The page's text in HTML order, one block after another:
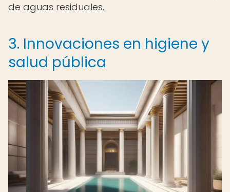
de aguas residuales.
3. Innovaciones en higiene y
salud pública